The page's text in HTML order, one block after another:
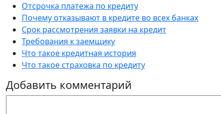
Отсрочка платежа по кредиту
Почему отказывают в кредите во всех банках
Срок рассмотрения заявки на кредит
Требования к заемщику
Что такое кредитная история
Что такое страховка по кредиту
Добавить комментарий